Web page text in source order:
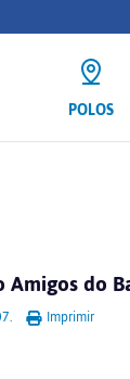
POLOS
do
Imprimir